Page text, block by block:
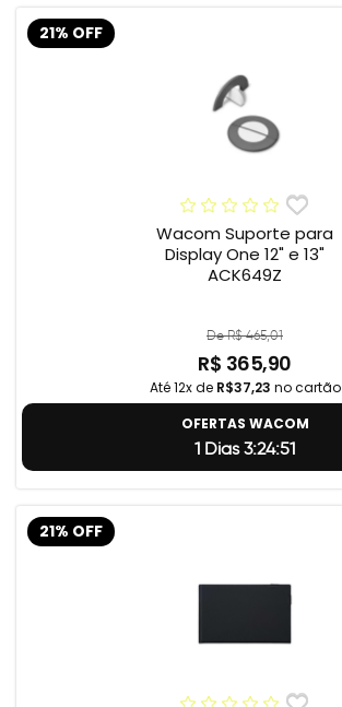
21% OFF
Wacom Suporte para
Display One 12" e 13"
ACK649Z
De R$ 465,01
R$ 365,90
Até 12x de R$37,23 no cartão
OFERTAS WACOM
1 Dias 3:24:50
21% OFF